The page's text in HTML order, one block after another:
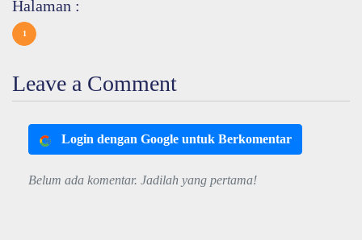
Halaman :
1
Leave a Comment
Login dengan Google untuk Berkomentar
Belum ada komentar. Jadilah yang pertama!